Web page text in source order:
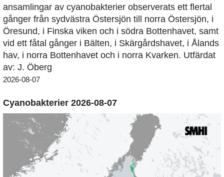
ansamlingar av cyanobakterier observerats ett flertal
gånger från sydvästra Östersjön till norra Östersjön, i
Öresund, i Finska viken och i södra Bottenhavet, samt
vid ett fåtal gånger i Bälten, i Skärgårdshavet, i Ålands
hav, i norra Bottenhavet och i norra Kvarken. Utfärdat
av: J. Öberg
2026-08-07
Cyanobakterier 2026-08-07